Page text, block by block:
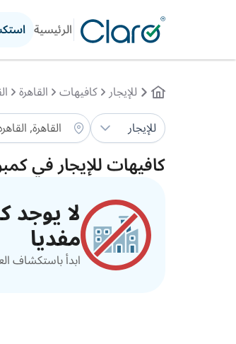
الرئيسية
للإيجار كافيهات القاهرة
للإيجار
كافيهات للإيجار في
لا يوجد
مفديا
ابدأ باستكشاف